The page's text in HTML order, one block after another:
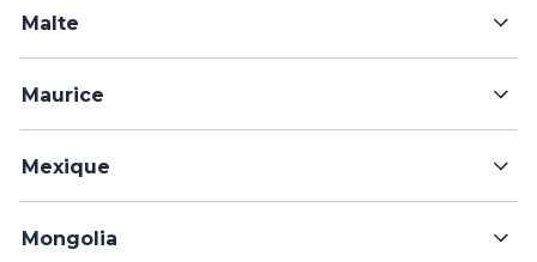
Malte
Maurice
Mexique
Mongolia